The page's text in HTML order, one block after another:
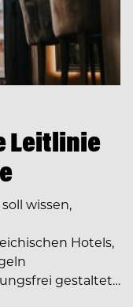
Leitlinie
wissen,
Hotels,
gestaltet…